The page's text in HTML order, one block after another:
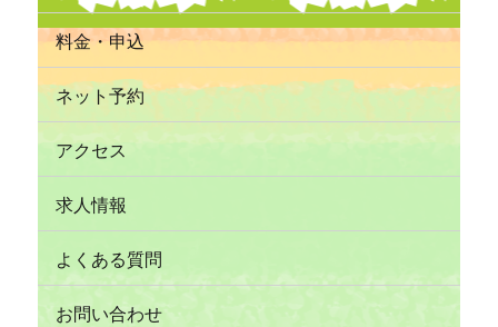
料金・申込
ネット予約
アクセス
求人情報
よくある質問
お問い合わせ